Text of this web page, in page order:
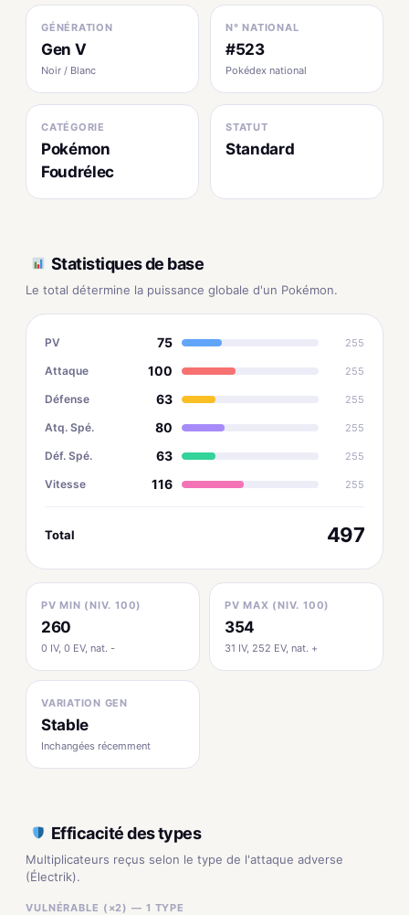
GÉNÉRATION
Gen V
Noir / Blanc
N° NATIONAL
#523
Pokédex national
CATÉGORIE
Pokémon
Foudrélec
STATUT
Standard
Statistiques de base
Le total détermine la puissance globale d'un Pokémon.
PV 75 255
Attaque 100 255
Défense 63 255
Atq. Spé. 80 255
Déf. Spé. 63 255
Vitesse 116 255
Total 497
PV MIN (NIV. 100)
260
0 IV, 0 EV, nat. -
PV MAX (NIV. 100)
354
31 IV, 252 EV, nat. +
VARIATION GEN
Stable
Inchangées récemment
Efficacité des types
Multiplicateurs reçus selon le type de l'attaque adverse
(Électrik).
VULNÉRABLE (×2) — 1 TYPE